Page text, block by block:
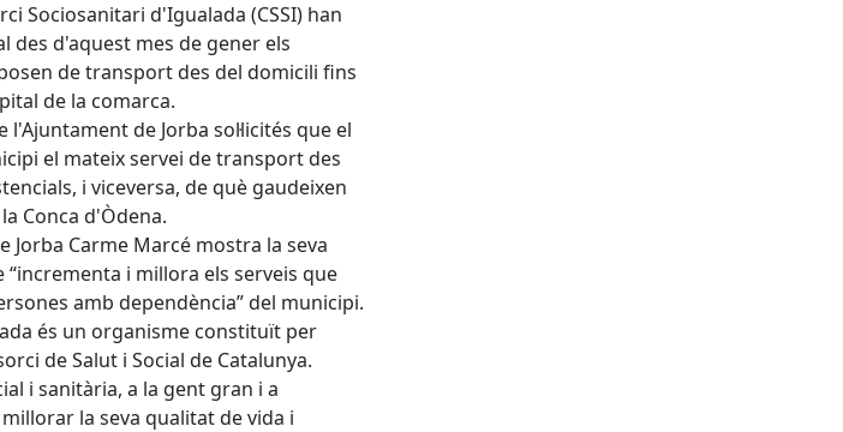
Sociosanitari d'Igualada (CSSI) han
des d'aquest mes de gener els
de transport des del domicili fins
de la comarca.
de Jorba sol·licités que el
el mateix servei de transport des
i viceversa, de què gaudeixen
Conca d'Òdena.
Jorba Carme Marcé mostra la seva
i millora els serveis que
amb dependència” del municipi.
és un organisme constituït per
de Salut i Social de Catalunya.
i sanitària, a la gent gran i a
la seva qualitat de vida i